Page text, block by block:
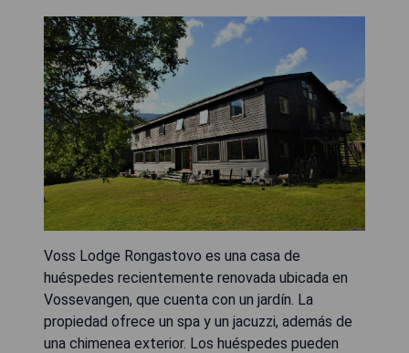
Voss Lodge Rongastovo es una casa de
huéspedes recientemente renovada ubicada en
Vossevangen, que cuenta con un jardín. La
propiedad ofrece un spa y un jacuzzi, además de
una chimenea exterior. Los huéspedes pueden